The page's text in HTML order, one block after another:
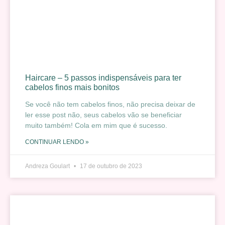
Haircare – 5 passos indispensáveis para ter
cabelos finos mais bonitos
Se você não tem cabelos finos, não precisa deixar de
ler esse post não, seus cabelos vão se beneficiar
muito também! Cola em mim que é sucesso.
CONTINUAR LENDO »
Andreza Goulart 17 de outubro de 2023